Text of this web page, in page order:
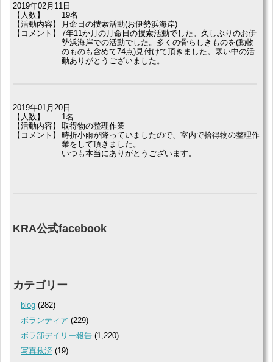
2019年02月11日
【人数】
19名
【活動内容】
月命日の捜索活動(お伊勢浜海岸)
【コメント】
7年11か月の月命日の捜索活動でした。久しぶりのお伊
勢浜海岸での活動でした。多くの骨らしきものを(動物
のものも含めて74点)見付けて頂きました。寒い中の活
動ありがとうございました。
2019年01月20日
【人数】
1名
【活動内容】
取得物の整理作業
【コメント】
時折小雨が降っていましたので、室内で拾得物の整理作
業をして頂きました。
いつも本当にありがとうございます。
KRA公式facebook
カテゴリー
blog (282)
ボランティア (229)
ボラ部デイリー報告 (1,220)
写真救済 (19)